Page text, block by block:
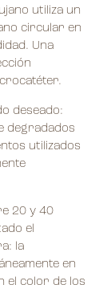
utiliza un
circular en
Una
deseado:
degradados
utilizados
20 y 40
el
la
en
el color de los